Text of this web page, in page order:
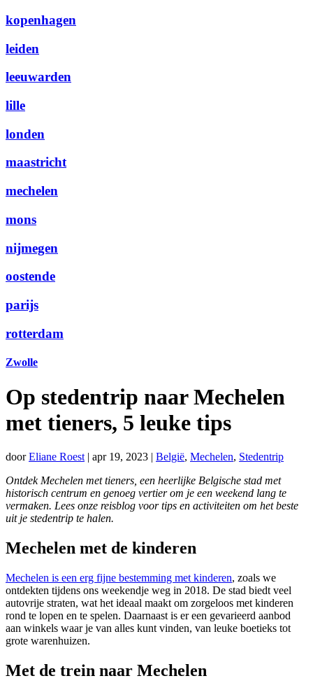
kopenhagen
leiden
leeuwarden
lille
londen
maastricht
mechelen
mons
nijmegen
oostende
parijs
rotterdam
Zwolle
Op stedentrip naar Mechelen
met tieners, 5 leuke tips
doorEliane Roest | apr 19, 2023 | België, Mechelen, Stedentrip
Ontdek Mechelen met tieners, een heerlijke Belgische stad met
historisch centrum en genoeg vertier om je een weekend lang te
vermaken. Lees onze reisblog voor tips en activiteiten om het beste
uit je stedentrip te halen.
Mechelen met de kinderen
Mechelen is een erg fijne bestemming met kinderen, zoals we
ontdekten tijdens ons weekendje weg in 2018. De stad biedt veel
autovrije straten, wat het ideaal maakt om zorgeloos met kinderen
rond te lopen en te spelen. Daarnaast is er een gevarieerd aanbod
aan winkels waar je van alles kunt vinden, van leuke boetieks tot
grote warenhuizen.
Met de trein naar Mechelen